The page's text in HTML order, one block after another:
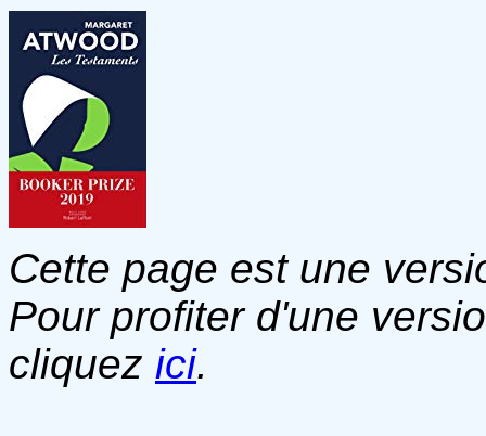
Cette page est une
Pour profiter d'une
cliquez ici.